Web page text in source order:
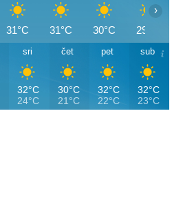
31°C 31°C 30°C 29°C
›
sri
32°C
24°C
čet
30°C
21°C
pet
32°C
22°C
sub
32°C
23°C